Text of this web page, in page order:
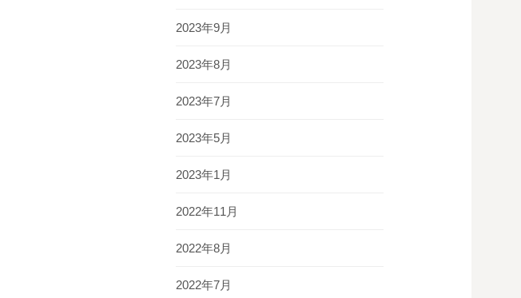
2023年9月
2023年8月
2023年7月
2023年5月
2023年1月
2022年11月
2022年8月
2022年7月